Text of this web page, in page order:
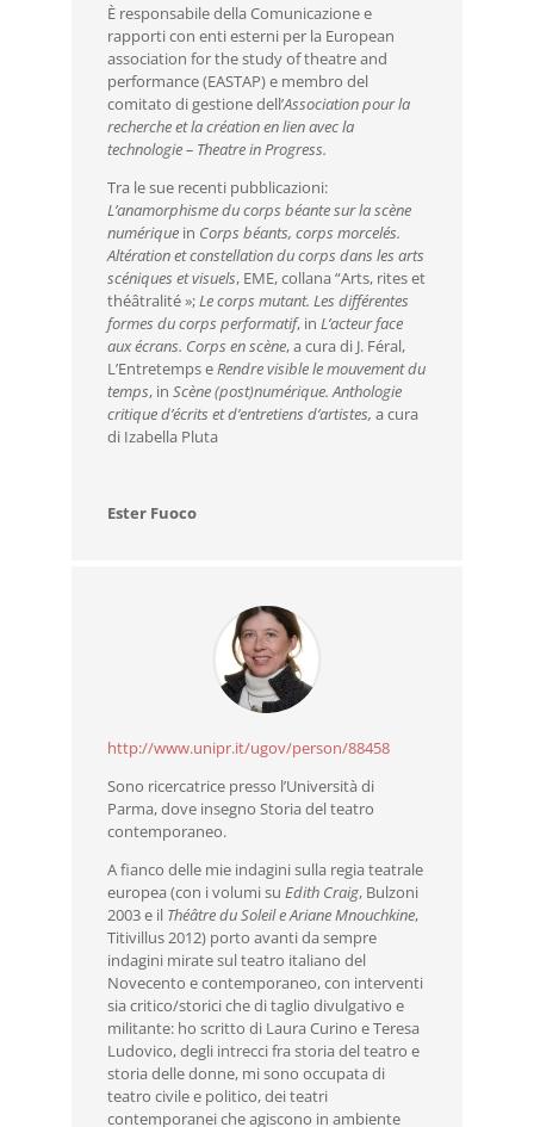
È responsabile della Comunicazione e
rapporti con enti esterni per la European
association for the study of theatre and
performance (EASTAP) e membro del
comitato di gestione dell’Association pour la
recherche et la création en lien avec la
technologie – Theatre in Progress.
Tra le sue recenti pubblicazioni:
L’anamorphisme du corps béante sur la scène
numériquein Corps béants, corps morcelés.
Altération et constellation du corps dans les arts
scéniques et visuels, EME, collana “Arts, rites et
théâtralité »;Le corps mutant. Les différentes
formes du corps performatif, in L’acteur face
aux écrans. Corps en scène, a cura di J. Féral,
L’Entretemps eRendre visible le mouvement du
temps, in Scène (post)numérique. Anthologie
critique d’écrits et d’entretiens d’artistes, a cura
di Izabella Pluta
Ester Fuoco
http://www.unipr.it/ugov/person/88458
Sono ricercatrice presso l’Università di
Parma, dove insegno Storia del teatro
contemporaneo.
A fianco delle mie indagini sulla regia teatrale
europea (con i volumi su Edith Craig, Bulzoni
2003 e il Théâtre du Soleil e Ariane Mnouchkine,
Titivillus 2012) porto avanti da sempre
indagini mirate sul teatro italiano del
Novecento e contemporaneo, con interventi
sia critico/storici che di taglio divulgativo e
militante: ho scritto di Laura Curino e Teresa
Ludovico, degli intrecci fra storia del teatro e
storia delle donne, mi sono occupata di
teatro civile e politico, dei teatri
contemporanei che agiscono in ambiente